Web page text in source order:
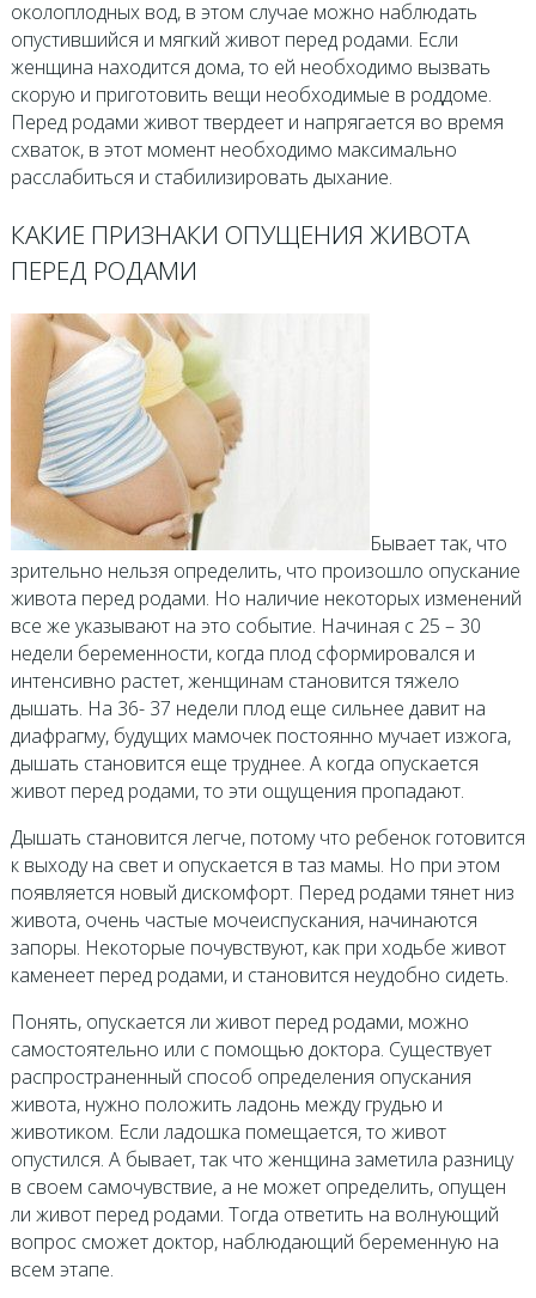
околоплодных вод, в этом случае можно наблюдать
опустившийся и мягкий живот перед родами. Если
женщина находится дома, то ей необходимо вызвать
скорую и приготовить вещи необходимые в роддоме.
Перед родами живот твердеет и напрягается во время
схваток, в этот момент необходимо максимально
расслабиться и стабилизировать дыхание.
КАКИЕ ПРИЗНАКИ ОПУЩЕНИЯ ЖИВОТА
ПЕРЕД РОДАМИ
Бывает так, что
зрительно нельзя определить, что произошло опускание
живота перед родами. Но наличие некоторых изменений
все же указывают на это событие. Начиная с 25 – 30
недели беременности, когда плод сформировался и
интенсивно растет, женщинам становится тяжело
дышать. На 36- 37 недели плод еще сильнее давит на
диафрагму, будущих мамочек постоянно мучает изжога,
дышать становится еще труднее. А когда опускается
живот перед родами, то эти ощущения пропадают.
Дышать становится легче, потому что ребенок готовится
к выходу на свет и опускается в таз мамы. Но при этом
появляется новый дискомфорт. Перед родами тянет низ
живота, очень частые мочеиспускания, начинаются
запоры. Некоторые почувствуют, как при ходьбе живот
каменеет перед родами, и становится неудобно сидеть.
Понять, опускается ли живот перед родами, можно
самостоятельно или с помощью доктора. Существует
распространенный способ определения опускания
живота, нужно положить ладонь между грудью и
животиком. Если ладошка помещается, то живот
опустился. А бывает, так что женщина заметила разницу
в своем самочувствие, а не может определить, опущен
ли живот перед родами. Тогда ответить на волнующий
вопрос сможет доктор, наблюдающий беременную на
всем этапе.